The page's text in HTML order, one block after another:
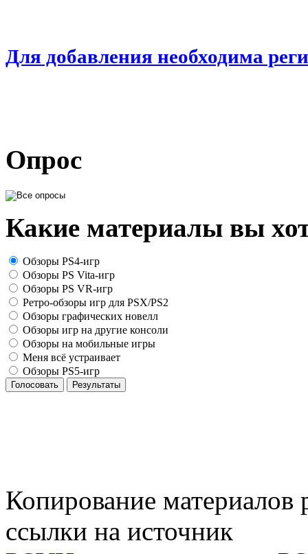
Для добавления необходима
Опрос
Какие материалы вы
Обзоры PS4-игр
Обзоры PS Vita-игр
Обзоры PS VR-игр
Ретро-обзоры игр для PSX/PS2
Обзоры графических новелл
Обзоры игр на другие консоли
Обзоры на мобильные игры
Меня всё устраивает
Обзоры PS5-игр
Голосовать Результаты
Копирование материалов
ссылки на источник